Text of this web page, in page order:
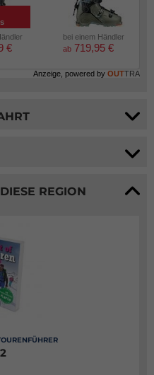
€
bei einem Händler
ab 719,95 €
Anzeige, powered by OUTTRA
REGION